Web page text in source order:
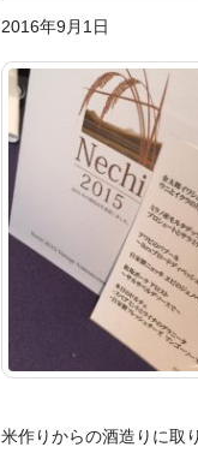
2016年9月1日
米作りからの酒造りに取